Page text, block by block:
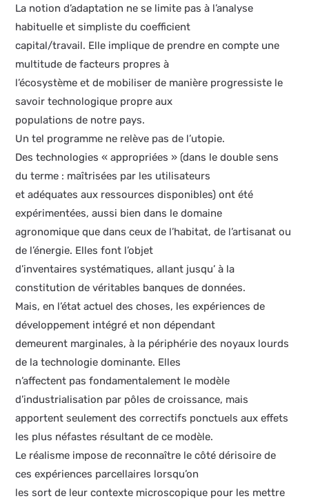
La notion d’adaptation ne se limite pas à l’analyse
habituelle et simpliste du coefficient
capital/travail. Elle implique de prendre en compte une
multitude de facteurs propres à
l’écosystème et de mobiliser de manière progressiste le
savoir technologique propre aux
populations de notre pays.
Un tel programme ne relève pas de l’utopie.
Des technologies « appropriées » (dans le double sens
du terme : maîtrisées par les utilisateurs
et adéquates aux ressources disponibles) ont été
expérimentées, aussi bien dans le domaine
agronomique que dans ceux de l’habitat, de l’artisanat ou
de l’énergie. Elles font l’objet
d’inventaires systématiques, allant jusqu’ à la
constitution de véritables banques de données.
Mais, en l’état actuel des choses, les expériences de
développement intégré et non dépendant
demeurent marginales, à la périphérie des noyaux lourds
de la technologie dominante. Elles
n’affectent pas fondamentalement le modèle
d’industrialisation par pôles de croissance, mais
apportent seulement des correctifs ponctuels aux effets
les plus néfastes résultant de ce modèle.
Le réalisme impose de reconnaître le côté dérisoire de
ces expériences parcellaires lorsqu’on
les sort de leur contexte microscopique pour les mettre